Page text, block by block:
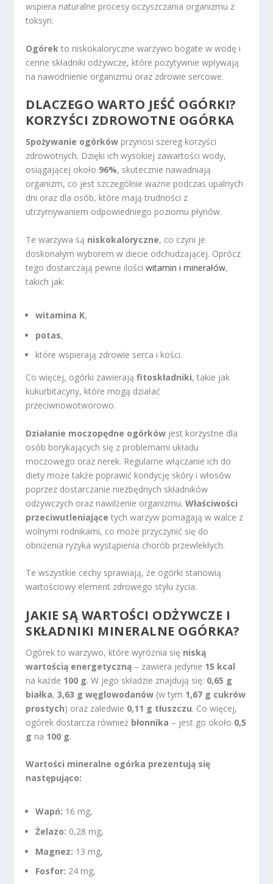
wspiera naturalne procesy oczyszczania organizmu z
toksyn.
Ogórek to niskokaloryczne warzywo bogate w wodę i
cenne składniki odżywcze, które pozytywnie wpływają
na nawodnienie organizmu oraz zdrowie sercowe.
DLACZEGO WARTO JEŚĆ OGÓRKI?
KORZYŚCI ZDROWOTNE OGÓRKA
Spożywanie ogórków przynosi szereg korzyści
zdrowotnych. Dzięki ich wysokiej zawartości wody,
osiągającej około 96%, skutecznie nawadniają
organizm, co jest szczególnie ważne podczas upalnych
dni oraz dla osób, które mają trudności z
utrzymywaniem odpowiedniego poziomu płynów.
Te warzywa są niskokaloryczne, co czyni je
doskonałym wyborem w diecie odchudzającej. Oprócz
tego dostarczają pewne ilościwitamin i minerałów,
takich jak:
witamina K,
potas,
które wspierają zdrowie serca i kości.
Co więcej, ogórki zawierająfitoskładniki, takie jak
kukurbitacyny, które mogą działać
przeciwnowotworowo.
Działanie moczopędne ogórków jest korzystne dla
osób borykających się z problemami układu
moczowego oraz nerek. Regularne włączanie ich do
diety może także poprawić kondycję skóry i włosów
poprzez dostarczanie niezbędnych składników
odżywczych oraz nawilżenie organizmu.Właściwości
przeciwutleniające tych warzyw pomagają w walce z
wolnymi rodnikami, co może przyczynić się do
obniżenia ryzyka wystąpienia chorób przewlekłych.
Te wszystkie cechy sprawiają, że ogórki stanowią
wartościowy element zdrowego stylu życia.
JAKIE SĄ WARTOŚCI ODŻYWCZE I
SKŁADNIKI MINERALNE OGÓRKA?
Ogórek to warzywo, które wyróżnia się niską
wartością energetyczną – zawiera jedynie 15 kcal
na każde 100 g. W jego składzie znajdują się: 0,65 g
białka,3,63 g węglowodanów (w tym 1,67 g cukrów
prostych) oraz zaledwie 0,11 g tłuszczu. Co więcej,
ogórek dostarcza również błonnika – jest go około 0,5
g na 100 g.
Wartości mineralne ogórka prezentują się
następująco:
Wapń: 16 mg,
Żelazo: 0,28 mg,
Magnez: 13 mg,
Fosfor: 24 mg,